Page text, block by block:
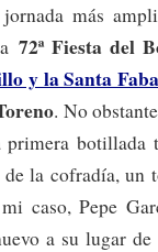
más
72ª Fiesta del
y la Santa
. No
botillada
la cofradía, un
caso, Pepe
a su lugar